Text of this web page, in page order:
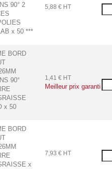
90° 2
x 50 ***
5,88 € HT
BORD
90°
x 50
1,41 € HT
Meilleur prix garanti
BORD
x
7,93 € HT